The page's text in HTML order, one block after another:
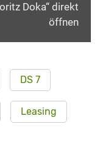
Doka“ direkt
öffnen
DS 7
Leasing